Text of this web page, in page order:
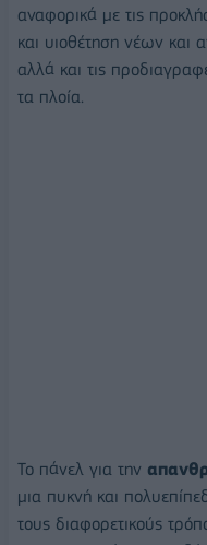
αναφορικά με τις
και υιοθέτηση νέων
αλλά και τις
τα πλοία.
Το πάνελ για την
μια πυκνή και
τους διαφορετικούς